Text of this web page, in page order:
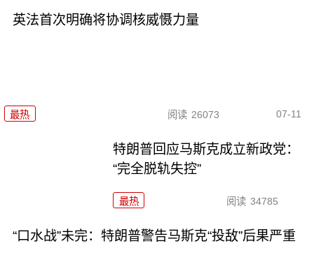
英法首次明确将协调核威慑力量
最热 阅读 26073 07-11
特朗普回应马斯克成立新政党：
“完全脱轨失控”
最热 阅读 34785
“口水战”未完：特朗普警告马斯克“投敌”后果严重